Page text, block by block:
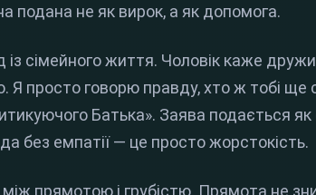
подана не як вирок, а як допомога.
сімейного життя. Чоловік каже
Я просто говорю правду, хто ж тобі ще
Батька». Заява подається
без емпатії — це просто жорстокість.
прямотою і грубістю. Прямота не